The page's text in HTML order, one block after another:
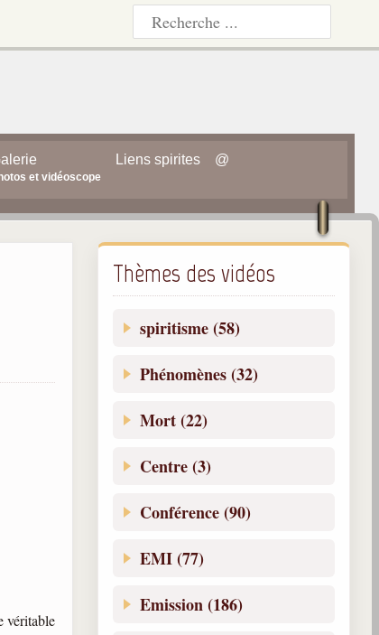
et vidéoscope
Liens spirites @
véritable
Thèmes des vidéos
spiritisme (58)
Phénomènes (32)
Mort (22)
Centre (3)
Conférence (90)
EMI (77)
Emission (186)